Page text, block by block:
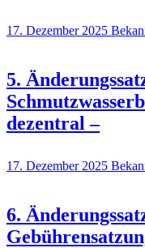
17. Dezember 2025
5.
dezentral –
17. Dezember 2025
6.